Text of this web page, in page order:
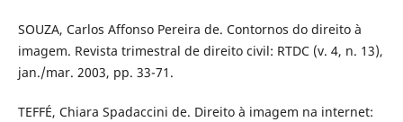
SOUZA, Carlos Affonso Pereira de. Contornos do direito à
imagem. Revista trimestral de direito civil: RTDC (v. 4, n. 13),
jan./mar. 2003, pp. 33-71.
TEFFÉ, Chiara Spadaccini de. Direito à imagem na internet: